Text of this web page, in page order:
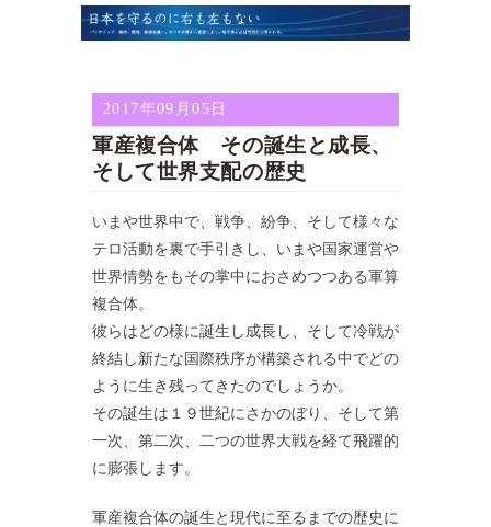
2017年09月05日
軍産複合体 その誕生と成長、
そして世界支配の歴史
いまや世界中で、戦争、紛争、そして様々な
テロ活動を裏で手引きし、いまや国家運営や
世界情勢をもその掌中におさめつつある軍算
複合体。
彼らはどの様に誕生し成長し、そして冷戦が
終結し新たな国際秩序が構築される中でどの
ように生き残ってきたのでしょうか。
その誕生は１９世紀にさかのぼり、そして第
一次、第二次、二つの世界大戦を経て飛躍的
に膨張します。
軍産複合体の誕生と現代に至るまでの歴史に